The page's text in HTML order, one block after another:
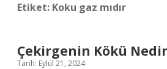
Etiket: Koku gaz mıdır
Çekirgenin Kökü Nedir
Tarih: Eylül 21, 2024